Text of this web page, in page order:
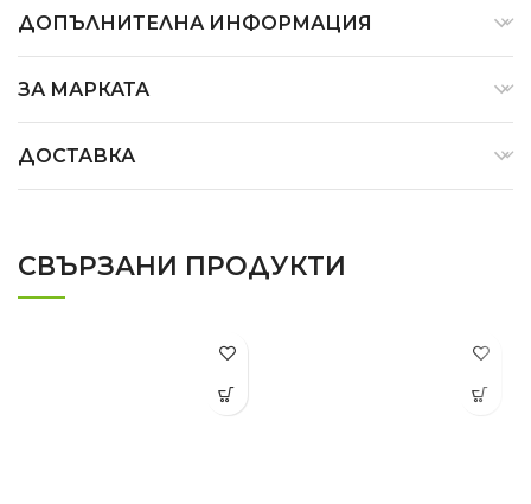
ДОПЪЛНИТЕЛНА ИНФОРМАЦИЯ
ЗА МАРКАТА
ДОСТАВКА
СВЪРЗАНИ ПРОДУКТИ